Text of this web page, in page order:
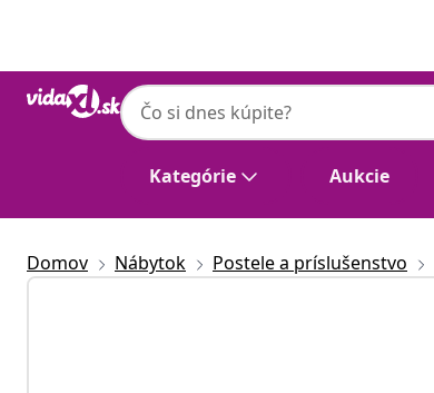
Kategórie Aukcie
Domov Nábytok Postele a príslušenstvo